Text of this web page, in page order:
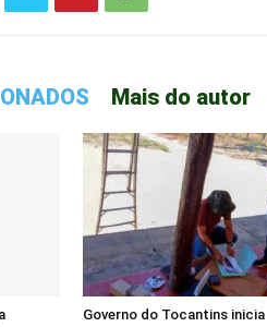
Mais do autor
Governo do Tocantins inicia